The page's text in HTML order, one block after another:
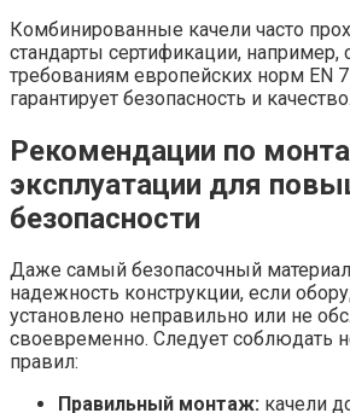
Комбинированные качели часто
стандарты сертификации, например,
требованиям европейских норм EN
гарантирует безопасность и качество.
Рекомендации по
эксплуатации для
безопасности
Даже самый безопасочный
надежность конструкции, если
установлено неправильно или не
своевременно. Следует соблюдать
правил:
Правильный монтаж: качели